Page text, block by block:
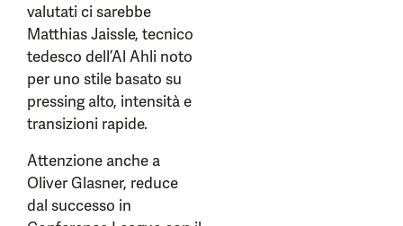
valutati ci sarebbe
Matthias Jaissle, tecnico
tedesco dell’Al Ahli noto
per uno stile basato su
pressing alto, intensità e
transizioni rapide.
Attenzione anche a
Oliver Glasner, reduce
dal successo in